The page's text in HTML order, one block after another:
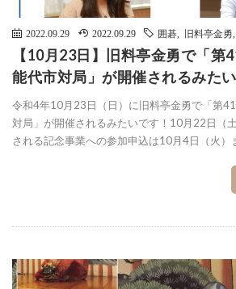
2022.09.29 2022.09.29 囲碁 旧料亭金勇
【10月23日】旧料亭金勇で「第
能代市対局」が開催されるみたい
令和4年10月23日（日）に旧料亭金勇で「第
対局」が開催されるみたいです！10月22日（
される記念事業への参加申込は10月4日（火）